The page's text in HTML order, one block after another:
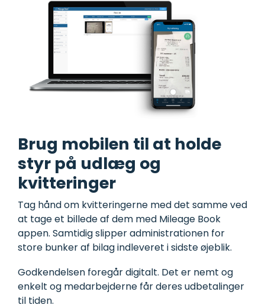
Brug mobilen til at holde
styr på udlæg og
kvitteringer
Tag hånd om kvitteringerne med det samme ved
at tage et billede af dem med Mileage Book
appen. Samtidig slipper administrationen for
store bunker af bilag indleveret i sidste øjeblik.
Godkendelsen foregår digitalt. Det er nemt og
enkelt og medarbejderne får deres udbetalinger
til tiden.